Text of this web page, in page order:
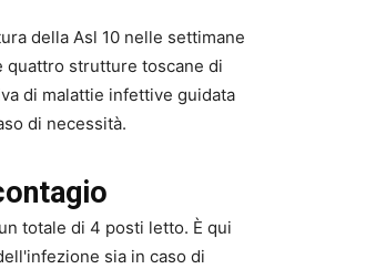
della Asl 10 nelle settimane
quattro strutture toscane di
di malattie infettive guidata
di necessità.
totale di 4 posti letto. È qui
sia in caso di